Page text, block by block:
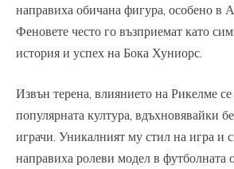
направиха обичана фигура, особено в
Феновете често го възприемат като
история и успех на Бока Хуниорс.
Извън терена, влиянието на Рикелме
популярната култура, вдъхновявайки
играчи. Уникалният му стил на игра и
направиха ролеви модел в футболната